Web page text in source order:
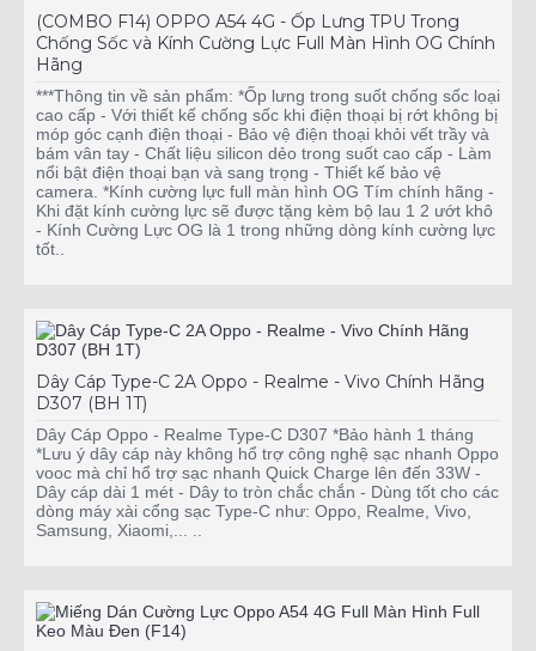
(COMBO F14) OPPO A54 4G - Ốp Lưng TPU Trong
Chống Sốc và Kính Cường Lực Full Màn Hình OG Chính
Hãng
***Thông tin về sản phẩm: *Ốp lưng trong suốt chống sốc loại
cao cấp - Với thiết kế chống sốc khi điện thoại bị rớt không bị
móp góc cạnh điện thoại - Bảo vệ điện thoại khỏi vết trầy và
bám vân tay - Chất liệu silicon dẻo trong suốt cao cấp - Làm
nổi bật điện thoại bạn và sang trọng - Thiết kế bảo vệ
camera. *Kính cường lực full màn hình OG Tím chính hãng -
Khi đặt kính cường lực sẽ được tặng kèm bộ lau 1 2 ướt khô
- Kính Cường Lực OG là 1 trong những dòng kính cường lực
tốt..
Dây Cáp Type-C 2A Oppo - Realme - Vivo Chính Hãng
D307 (BH 1T)
Dây Cáp Oppo - Realme Type-C D307 *Bảo hành 1 tháng
*Lưu ý dây cáp này không hổ trợ công nghệ sạc nhanh Oppo
vooc mà chỉ hổ trợ sạc nhanh Quick Charge lên đến 33W -
Dây cáp dài 1 mét - Dây to tròn chắc chắn - Dùng tốt cho các
dòng máy xài cổng sạc Type-C như: Oppo, Realme, Vivo,
Samsung, Xiaomi,... ..